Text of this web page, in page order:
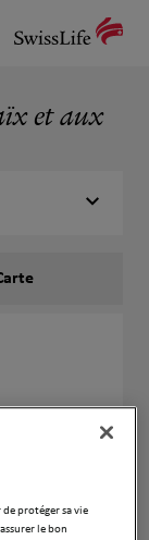
et aux
de protéger sa vie
le bon